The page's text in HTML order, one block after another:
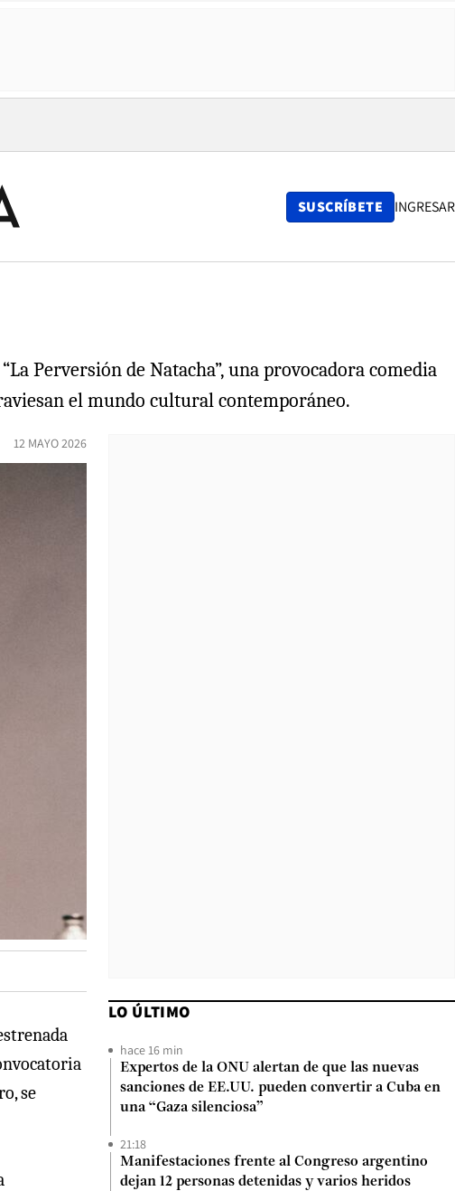
SUSCRÍBETE INGRESAR
Perversión de Natacha”, una provocadora comedia
el mundo cultural contemporáneo.
12 MAYO 2026
se
LO ÚLTIMO
hace 16 min
Expertos de la ONU alertan de que las nuevas
sanciones de EE.UU. pueden convertir a Cuba en
una “Gaza silenciosa”
21:18
Manifestaciones frente al Congreso argentino
dejan 12 personas detenidas y varios heridos